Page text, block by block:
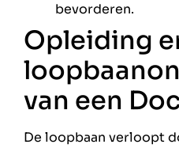
bevorderen.
Opleiding
van een
De loopbaan verloopt